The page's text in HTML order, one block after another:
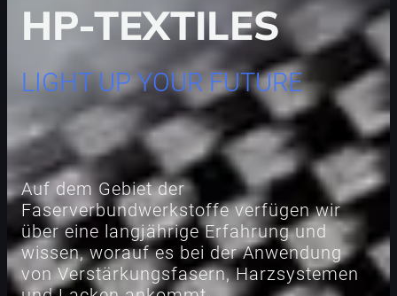
HP-TEXTILES
LIGHT UP YOUR FUTURE
Auf dem Gebiet der
Faserverbundwerkstoffe verfügen wir
über eine langjährige Erfahrung und
wissen, worauf es bei der Anwendung
von Verstärkungsfasern, Harzsystemen